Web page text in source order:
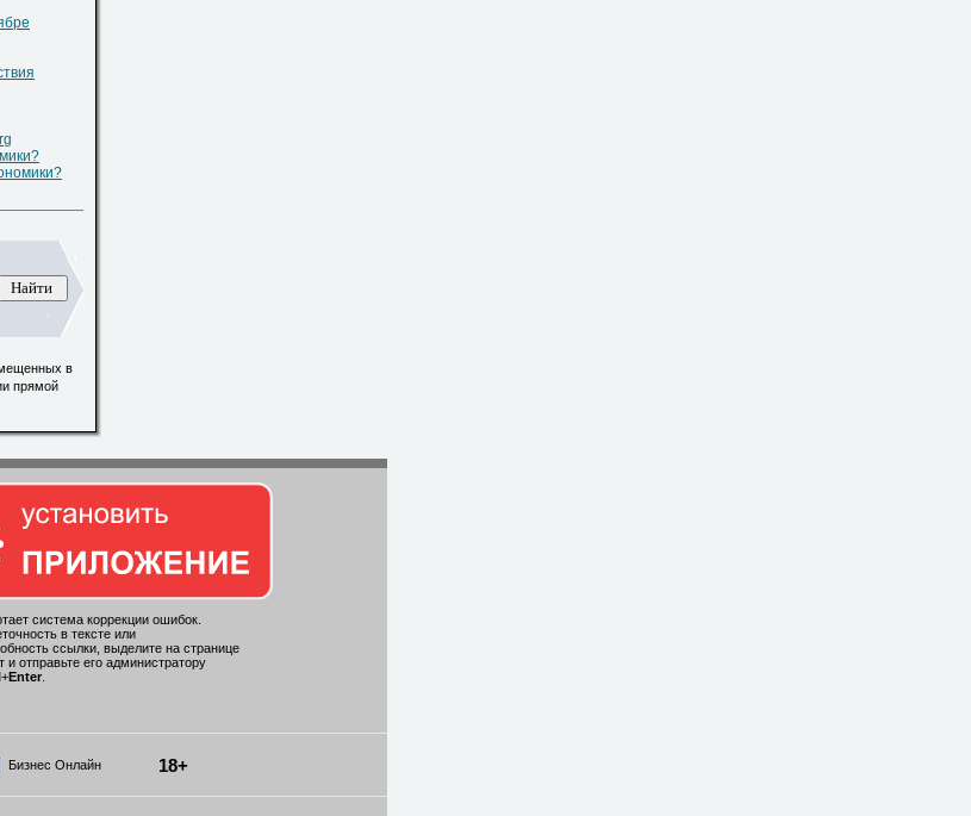
в
прямой
система коррекции ошибок.
в тексте или
ссылки, выделите на странице
и отправьте его администратору
+Enter.
Бизнес Онлайн 18+